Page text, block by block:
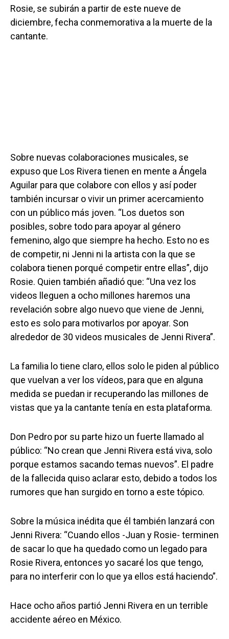
Rosie, se subirán a partir de este nueve de
diciembre, fecha conmemorativa a la muerte de la
cantante.
Sobre nuevas colaboraciones musicales, se
expuso que Los Rivera tienen en mente a Ángela
Aguilar para que colabore con ellos y así poder
también incursar o vivir un primer acercamiento
con un público más joven. “Los duetos son
posibles, sobre todo para apoyar al género
femenino, algo que siempre ha hecho. Esto no es
de competir, ni Jenni ni la artista con la que se
colabora tienen porqué competir entre ellas”, dijo
Rosie. Quien también añadió que: “Una vez los
videos lleguen a ocho millones haremos una
revelación sobre algo nuevo que viene de Jenni,
esto es solo para motivarlos por apoyar. Son
alrededor de 30 videos musicales de Jenni Rivera”.
La familia lo tiene claro, ellos solo le piden al público
que vuelvan a ver los vídeos, para que en alguna
medida se puedan ir recuperando las millones de
vistas que ya la cantante tenía en esta plataforma.
Don Pedro por su parte hizo un fuerte llamado al
público: “No crean que Jenni Rivera está viva, solo
porque estamos sacando temas nuevos”. El padre
de la fallecida quiso aclarar esto, debido a todos los
rumores que han surgido en torno a este tópico.
Sobre la música inédita que él también lanzará con
Jenni Rivera: “Cuando ellos -Juan y Rosie- terminen
de sacar lo que ha quedado como un legado para
Rosie Rivera, entonces yo sacaré los que tengo,
para no interferir con lo que ya ellos está haciendo”.
Hace ocho años partió Jenni Rivera en un terrible
accidente aéreo en México.